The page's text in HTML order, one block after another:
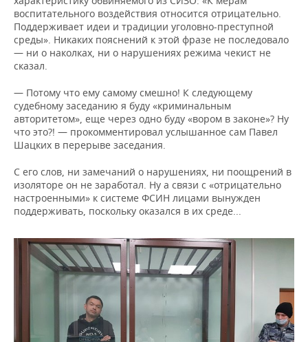
воспитательного воздействия относится отрицательно.
Поддерживает идеи и традиции уголовно-преступной
среды». Никаких пояснений к этой фразе не последовало
— ни о наколках, ни о нарушениях режима чекист не
сказал.
— Потому что ему самому смешно! К следующему
судебному заседанию я буду «криминальным
авторитетом», еще через одно буду «вором в законе»? Ну
что это?! — прокомментировал услышанное сам Павел
Шацких в перерыве заседания.
С его слов, ни замечаний о нарушениях, ни поощрений в
изоляторе он не заработал. Ну а связи с «отрицательно
настроенными» к системе ФСИН лицами вынужден
поддерживать, поскольку оказался в их среде...